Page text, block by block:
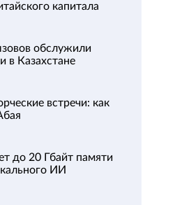
капитала
обслужили
в Казахстане
встречи: как
до 20 Гбайт памяти
ИИ